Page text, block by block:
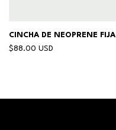
CINCHA DE NEOPRENE FIJA
$88.00 USD